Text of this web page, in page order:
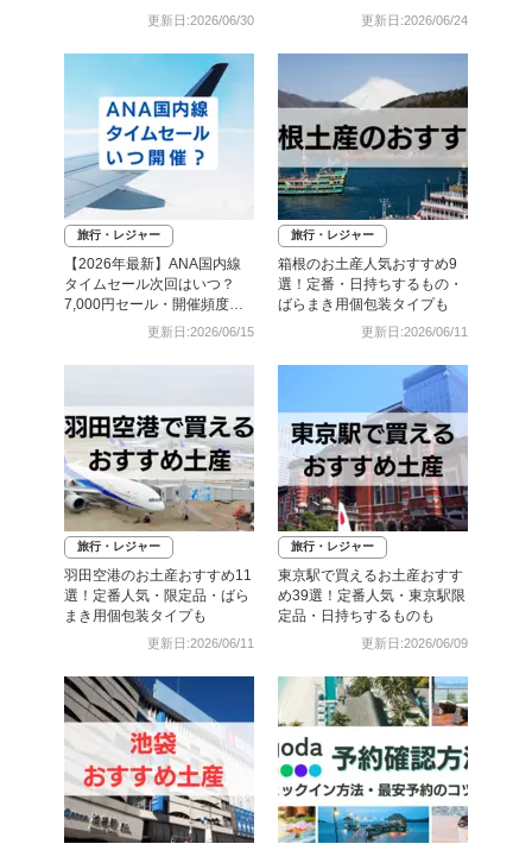
更新日:2026/06/30 更新日:2026/06/24
旅行・レジャー
【2026年最新】ANA国内線
タイムセール次回はいつ？
7,000円セール・開催頻度・
予約攻略まとめ更新日:2026/06/15
旅行・レジャー
箱根のお土産人気おすすめ9
選！定番・日持ちするもの・
ばらまき用個包装タイプも
更新日:2026/06/11
旅行・レジャー
羽田空港のお土産おすすめ11
選！定番人気・限定品・ばら
まき用個包装タイプも
更新日:2026/06/11
旅行・レジャー
東京駅で買えるお土産おすす
め39選！定番人気・東京駅限
定品・日持ちするものも
更新日:2026/06/09